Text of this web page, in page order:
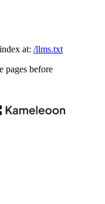
at: /llms.txt
pages before